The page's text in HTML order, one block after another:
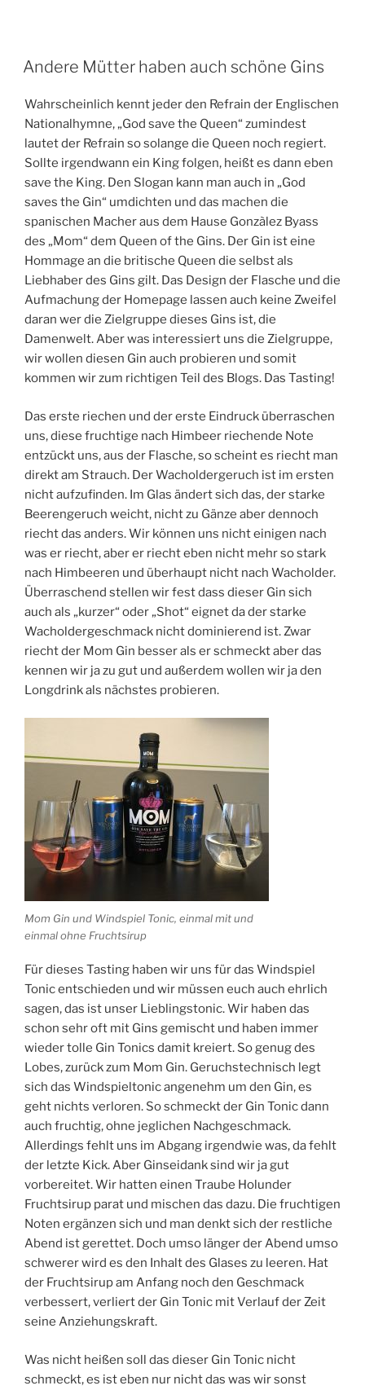
Andere Mütter haben auch schöne Gins
Wahrscheinlich kennt jeder den Refrain der Englischen
Nationalhymne, „God save the Queen“ zumindest
lautet der Refrain so solange die Queen noch regiert.
Sollte irgendwann ein King folgen, heißt es dann eben
save the King. Den Slogan kann man auch in „God
saves the Gin“ umdichten und das machen die
spanischen Macher aus dem Hause Gonzàlez Byass
des „Mom“ dem Queen of the Gins. Der Gin ist eine
Hommage an die britische Queen die selbst als
Liebhaber des Gins gilt. Das Design der Flasche und die
Aufmachung der Homepage lassen auch keine Zweifel
daran wer die Zielgruppe dieses Gins ist, die
Damenwelt. Aber was interessiert uns die Zielgruppe,
wir wollen diesen Gin auch probieren und somit
kommen wir zum richtigen Teil des Blogs. Das Tasting!
Das erste riechen und der erste Eindruck überraschen
uns, diese fruchtige nach Himbeer riechende Note
entzückt uns, aus der Flasche, so scheint es riecht man
direkt am Strauch. Der Wacholdergeruch ist im ersten
nicht aufzufinden. Im Glas ändert sich das, der starke
Beerengeruch weicht, nicht zu Gänze aber dennoch
riecht das anders. Wir können uns nicht einigen nach
was er riecht, aber er riecht eben nicht mehr so stark
nach Himbeeren und überhaupt nicht nach Wacholder.
Überraschend stellen wir fest dass dieser Gin sich
auch als „kurzer“ oder „Shot“ eignet da der starke
Wacholdergeschmack nicht dominierend ist. Zwar
riecht der Mom Gin besser als er schmeckt aber das
kennen wir ja zu gut und außerdem wollen wir ja den
Longdrink als nächstes probieren.
Mom Gin und Windspiel Tonic, einmal mit und
einmal ohne Fruchtsirup
Für dieses Tasting haben wir uns für das Windspiel
Tonic entschieden und wir müssen euch auch ehrlich
sagen, das ist unser Lieblingstonic. Wir haben das
schon sehr oft mit Gins gemischt und haben immer
wieder tolle Gin Tonics damit kreiert. So genug des
Lobes, zurück zum Mom Gin. Geruchstechnisch legt
sich das Windspieltonic angenehm um den Gin, es
geht nichts verloren. So schmeckt der Gin Tonic dann
auch fruchtig, ohne jeglichen Nachgeschmack.
Allerdings fehlt uns im Abgang irgendwie was, da fehlt
der letzte Kick. Aber Ginseidank sind wir ja gut
vorbereitet. Wir hatten einen Traube Holunder
Fruchtsirup parat und mischen das dazu. Die fruchtigen
Noten ergänzen sich und man denkt sich der restliche
Abend ist gerettet. Doch umso länger der Abend umso
schwerer wird es den Inhalt des Glases zu leeren. Hat
der Fruchtsirup am Anfang noch den Geschmack
verbessert, verliert der Gin Tonic mit Verlauf der Zeit
seine Anziehungskraft.
Was nicht heißen soll das dieser Gin Tonic nicht
schmeckt, es ist eben nur nicht das was wir sonst